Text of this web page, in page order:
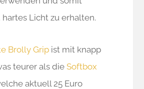
hartes Licht zu erhalten.
Brolly Grip ist mit knapp
teurer als dieSoftbox
aktuell 25 Euro